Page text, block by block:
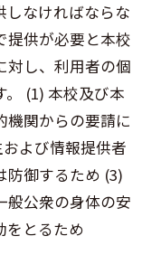
しなければならな
提供が必要と本校
対し、利用者の個
(1) 本校及び本
機関からの要請に
よび情報提供者
防御するため (3)
般公衆の身体の安
をとるため